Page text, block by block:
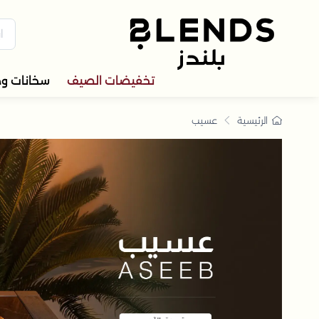
مجموعة عسيب تصاميم
عسيب - من الطبيعة يولد
تخفيضات الصيف سخانات
الرئيسية عسيب